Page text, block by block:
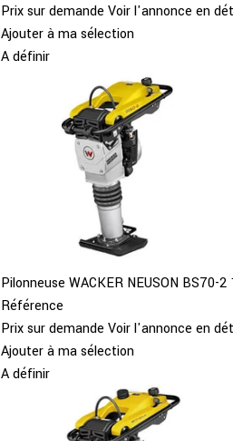
Prix sur demandeVoir l'annonce en
Ajouter à ma sélection
A définir
Pilonneuse WACKER NEUSON BS70-2
Référence
Prix sur demandeVoir l'annonce en
Ajouter à ma sélection
A définir